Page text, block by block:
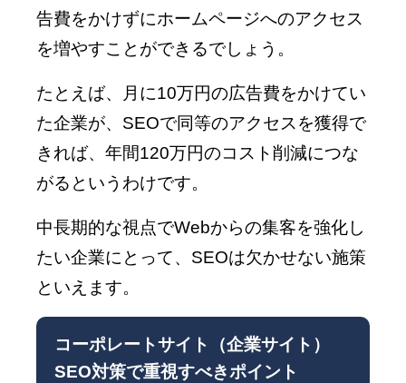
告費をかけずにホームページへのアクセス
を増やすことができるでしょう。
たとえば、月に10万円の広告費をかけてい
た企業が、SEOで同等のアクセスを獲得で
きれば、年間120万円のコスト削減につな
がるというわけです。
中長期的な視点でWebからの集客を強化し
たい企業にとって、SEOは欠かせない施策
といえます。
コーポレートサイト（企業サイト）
SEO対策で重視すべきポイント